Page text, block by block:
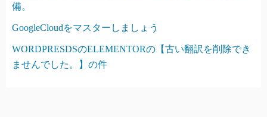
備。
GoogleCloudをマスターしましょう
WORDPRESDSのELEMENTORの【古い翻訳を削除でき
ませんでした。】の件